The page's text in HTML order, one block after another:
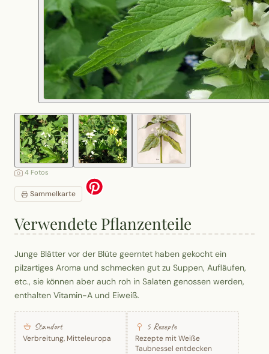
4 Fotos
Sammelkarte
Verwendete Pflanzenteile
Junge Blätter vor der Blüte geerntet haben gekocht ein
pilzartiges Aroma und schmecken gut zu Suppen, Aufläufen,
etc., sie können aber auch roh in Salaten genossen werden,
enthalten Vitamin-A und Eiweiß.
Standort
Verbreitung, Mitteleuropa
5 Rezepte
Rezepte mit Weiße
Taubnessel entdecken